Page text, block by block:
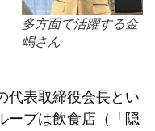
多方面で活躍する金
嶋さん
代表取締役会長とい
ープは飲食店（「隠